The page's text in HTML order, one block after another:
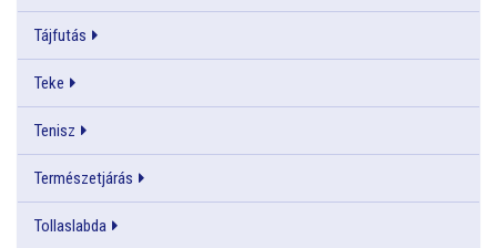
Tájfutás
Teke
Tenisz
Természetjárás
Tollaslabda